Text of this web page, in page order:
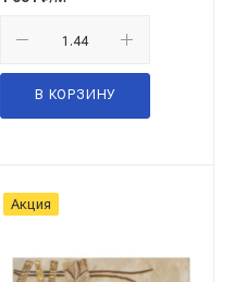
В КОРЗИНУ
Акция